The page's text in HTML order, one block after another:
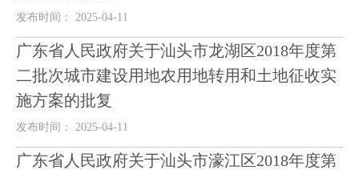
发布时间： 2025-04-11
广东省人民政府关于汕头市龙湖区2018年度第
二批次城市建设用地农用地转用和土地征收实
施方案的批复
发布时间： 2025-04-11
广东省人民政府关于汕头市濠江区2018年度第